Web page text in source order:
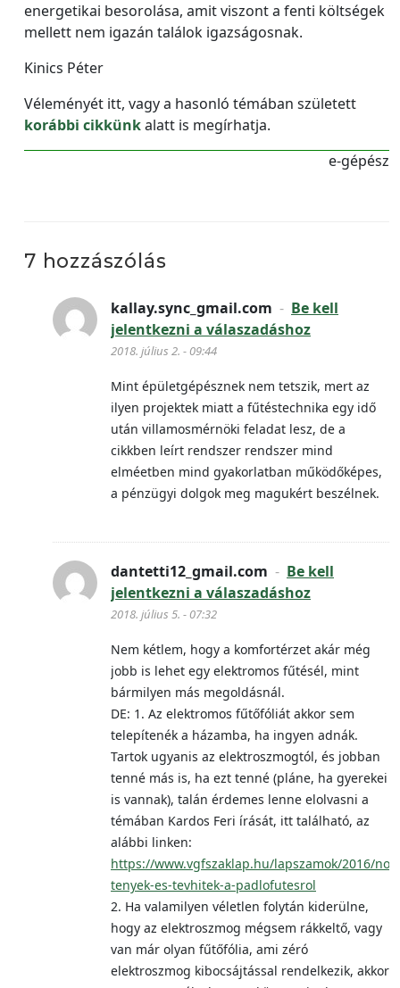
energetikai besorolása, amit viszont a fenti költségek
mellett nem igazán találok igazságosnak.
Kinics Péter
Véleményét itt, vagy a hasonló témában született
korábbi cikkünkalatt is megírhatja.
e-gépész
7 hozzászólás
kallay.sync_gmail.com - Be kell
jelentkezni a válaszadáshoz
2018. július 2. - 09:44
Mint épületgépésznek nem tetszik, mert az
ilyen projektek miatt a fűtéstechnika egy idő
után villamosmérnöki feladat lesz, de a
cikkben leírt rendszer rendszer mind
elméetben mind gyakorlatban működőképes,
a pénzügyi dolgok meg magukért beszélnek.
dantetti12_gmail.com - Be kell
jelentkezni a válaszadáshoz
2018. július 5. - 07:32
Nem kétlem, hogy a komfortérzet akár még
jobb is lehet egy elektromos fűtésél, mint
bármilyen más megoldásnál.
DE: 1. Az elektromos fűtőfóliát akkor sem
telepítenék a házamba, ha ingyen adnák.
Tartok ugyanis az elektroszmogtól, és jobban
tenné más is, ha ezt tenné (pláne, ha gyerekei
is vannak), talán érdemes lenne elolvasni a
témában Kardos Feri írását, itt található, az
alábbi linken:
https://www.vgfszaklap.hu/lapszamok/2016/
tenyek-es-tevhitek-a-padlofutesrol
2. Ha valamilyen véletlen folytán kiderülne,
hogy az elektroszmog mégsem rákkeltő, vagy
van már olyan fűtőfólia, ami zéró
elektroszmog kibocsájtással rendelkezik, akkor